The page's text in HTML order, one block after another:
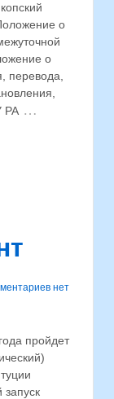
о
о
перевода,
РА …
нет
пройдет